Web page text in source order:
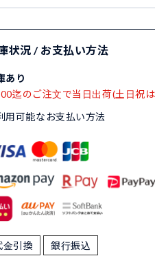
状況 / お支払い方法
あり
迄のご注文で当日出荷(土日祝
用可能なお支払い方法
金引換 銀行振込